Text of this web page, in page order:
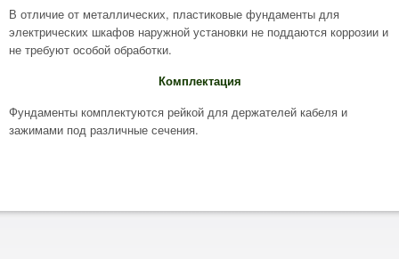
В отличие от металлических, пластиковые фундаменты для
электрических шкафов наружной установки не поддаются коррозии и
не требуют особой обработки.
Комплектация
Фундаменты комплектуются рейкой для держателей кабеля и
зажимами под различные сечения.